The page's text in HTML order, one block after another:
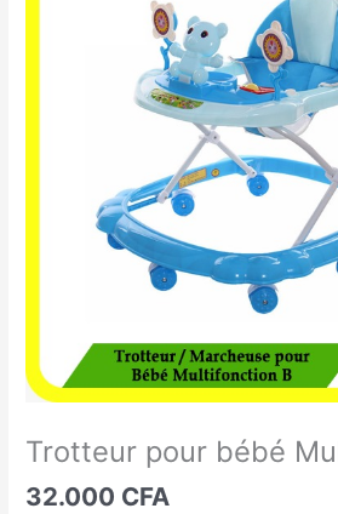
Trotteur pour bébé
32.000 CFA